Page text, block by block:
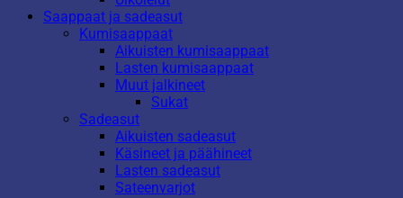
Saappaat ja sadeasut
Kumisaappaat
Aikuisten kumisaappaat
Lasten kumisaappaat
Muut jalkineet
Sukat
Sadeasut
Aikuisten sadeasut
Käsineet ja päähineet
Lasten sadeasut
Sateenvarjot